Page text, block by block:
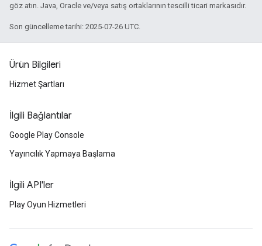
göz atın. Java, Oracle ve/veya satış ortaklarının tescilli ticari markasıdır.
Son güncelleme tarihi: 2025-07-26 UTC.
Ürün Bilgileri
Hizmet Şartları
İlgili Bağlantılar
Google Play Console
Yayıncılık Yapmaya Başlama
İlgili API'ler
Play Oyun Hizmetleri